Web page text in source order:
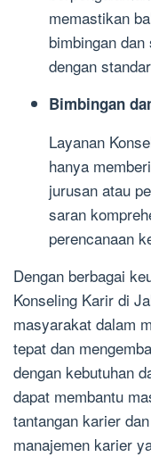
memastikan
bimbingan
dengan
Bimbingan
Layanan
hanya
jurusan atau
saran
perencanaan
Dengan berbagai
Konseling Karir di
masyarakat dalam
tepat dan
dengan kebutuhan
dapat membantu
tantangan karier
manajemen karier